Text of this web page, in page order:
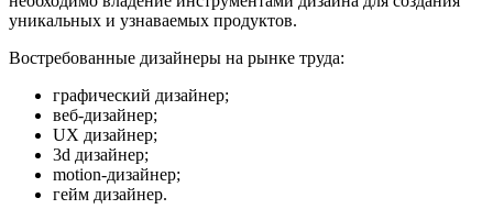
уникальных и узнаваемых продуктов.
Востребованные дизайнеры на рынке труда:
графический дизайнер;
веб-дизайнер;
UX дизайнер;
3d дизайнер;
motion-дизайнер;
гейм дизайнер.